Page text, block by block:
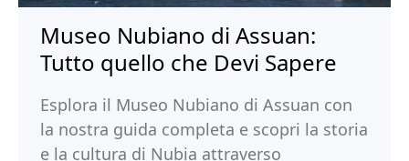
Museo Nubiano di Assuan:
Tutto quello che Devi Sapere
Esplora il Museo Nubiano di Assuan con
la nostra guida completa e scopri la storia
e la cultura di Nubia attraverso